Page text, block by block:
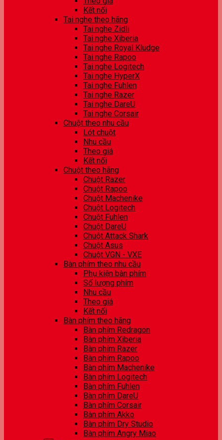
Kết nối
Tai nghe theo hãng
Tai nghe Zidli
Tai nghe Xiberia
Tai nghe Royal Kludge
Tai nghe Rapoo
Tai nghe Logitech
Tai nghe HyperX
Tai nghe Fuhlen
Tai nghe Razer
Tai nghe DareU
Tai nghe Corsair
Chuột theo nhu cầu
Lót chuột
Nhu cầu
Theo giá
Kết nối
Chuột theo hãng
Chuột Razer
Chuột Rapoo
Chuột Machenike
Chuột Logitech
Chuột Fuhlen
Chuột DareU
Chuột Attack Shark
Chuột Asus
Chuột VGN - VXE
Bàn phím theo nhu cầu
Phụ kiện bàn phím
Số lượng phím
Nhu cầu
Theo giá
Kết nối
Bàn phím theo hãng
Bàn phím Redragon
Bàn phím Xiberia
Bàn phím Razer
Bàn phím Rapoo
Bàn phím Machenike
Bàn phím Logitech
Bàn phím Fuhlen
Bàn phím DareU
Bàn phím Corsair
Bàn phím Akko
Bàn phím Dry Studio
Bàn phím Angry Miao